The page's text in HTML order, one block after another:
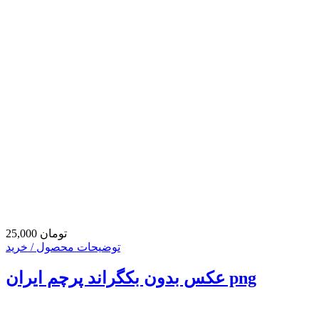
25,000 تومان
توضیحات محصول / خرید
عکس بدون بکگراند پرچم ایران png